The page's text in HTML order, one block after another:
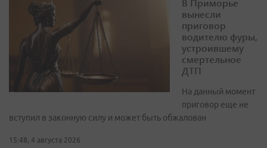
В Приморье
вынесли
приговор
водителю фуры,
устроившему
смертельное
ДТП
На данный момент
приговор еще не
вступил в законную силу и может быть обжалован
15:48, 4 августа 2026